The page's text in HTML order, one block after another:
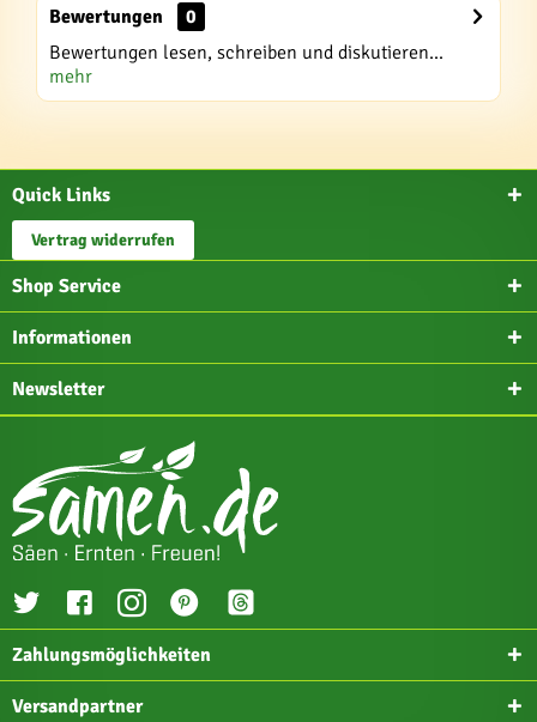
Bewertungen
0
Bewertungen lesen, schreiben und diskutieren...
mehr
Quick Links
Vertrag widerrufen
Shop Service
Informationen
Newsletter
Zahlungsmöglichkeiten
Versandpartner